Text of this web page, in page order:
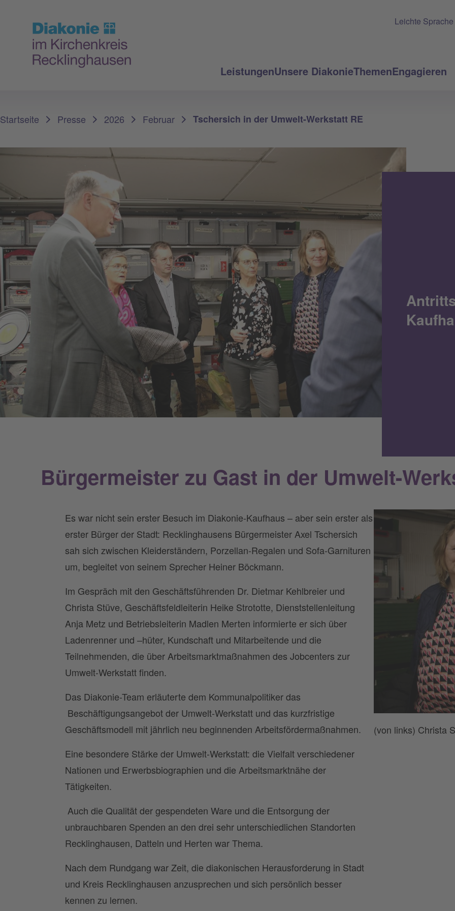
LeistungenUnsere DiakonieThemenEngagieren
Leichte Sprache
Startseite Presse 2026 Februar Tschersich in der Umwelt-Werkstatt RE
Bürgermeister zu Gast in der Umwelt-
(von links) Christa
Es war nicht sein erster Besuch im Diakonie-Kaufhaus – aber sein erster als
erster Bürger der Stadt: Recklinghausens Bürgermeister Axel Tschersich
sah sich zwischen Kleiderständern, Porzellan-Regalen und Sofa-Garnituren
um, begleitet von seinem Sprecher Heiner Böckmann.
Im Gespräch mit den Geschäftsführenden Dr. Dietmar Kehlbreier und
Christa Stüve, Geschäftsfeldleiterin Heike Strototte, Dienststellenleitung
Anja Metz und Betriebsleiterin Madlen Merten informierte er sich über
Ladenrenner und –hüter, Kundschaft und Mitarbeitende und die
Teilnehmenden, die über Arbeitsmarktmaßnahmen des Jobcenters zur
Umwelt-Werkstatt finden.
Das Diakonie-Team erläuterte dem Kommunalpolitiker das
Beschäftigungsangebot der Umwelt-Werkstatt und das kurzfristige
Geschäftsmodell mit jährlich neu beginnenden Arbeitsfördermaßnahmen.
Eine besondere Stärke der Umwelt-Werkstatt: die Vielfalt verschiedener
Nationen und Erwerbsbiographien und die Arbeitsmarktnähe der
Tätigkeiten.
Auch die Qualität der gespendeten Ware und die Entsorgung der
unbrauchbaren Spenden an den drei sehr unterschiedlichen Standorten
Recklinghausen, Datteln und Herten war Thema.
Nach dem Rundgang war Zeit, die diakonischen Herausforderung in Stadt
und Kreis Recklinghausen anzusprechen und sich persönlich besser
kennen zu lernen.